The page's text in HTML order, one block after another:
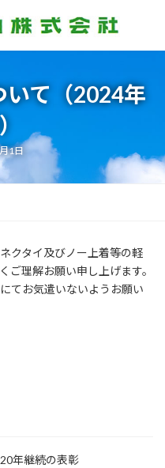
て（2024年
1日
クタイ及びノー上着等の軽
ご理解お願い申し上げます。
てお気遣いないようお願い
年継続の表彰